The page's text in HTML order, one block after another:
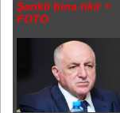
Şərikli bina tikir +
FOTO